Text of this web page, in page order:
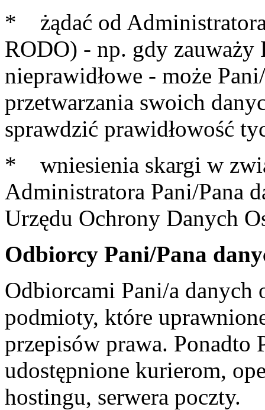
* żądać od
RODO) - np. gdy zauważy
nieprawidłowe - może
przetwarzania swoich
sprawdzić prawidłowość
* wniesienia skargi w
Administratora Pani/Pana
Urzędu Ochrony Danych
Odbiorcy Pani/Pana
Odbiorcami Pani/a danych
podmioty, które
przepisów prawa. Ponadto
udostępnione kurierom,
hostingu, serwera poczty.